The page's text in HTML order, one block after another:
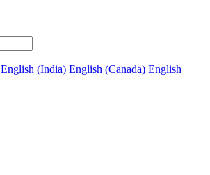
English (India) English (Canada) English